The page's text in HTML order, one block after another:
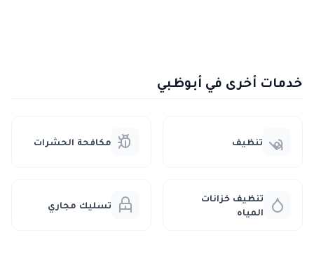
خدمات أخرى في أبوظبي
تنظيف مكافحة الحشرات
تنظيف خزانات
المياه
تسليك مجاري